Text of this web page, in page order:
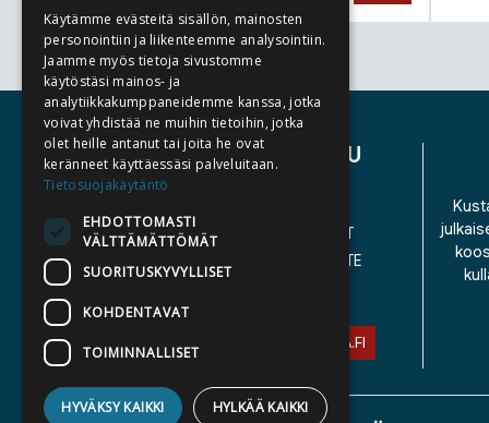
Tuoteluettelon loppu
ASIAKASPALVELU
YLEISET TOIMITUSEHDOT
SAAVUTETTAVUUSSELOSTE
ASIAKASPALVELU@STORIA.FI
Käytämme evästeitä sisällön, mainosten
personointiin ja liikenteemme analysointiin.
Jaamme myös tietoja sivustomme
käytöstäsi mainos- ja
analytiikkakumppaneidemme kanssa, jotka
voivat yhdistää ne muihin tietoihin, jotka
olet heille antanut tai joita he ovat
keränneet käyttäessäsi palveluitaan.
Tietosuojakäytäntö
EHDOTTOMASTI
VÄLTTÄMÄTTÖMÄT
SUORITUSKYVYLLISET
KOHDENTAVAT
TOIMINNALLISET
HYVÄKSY KAIKKI HYLKÄÄ KAIKKI